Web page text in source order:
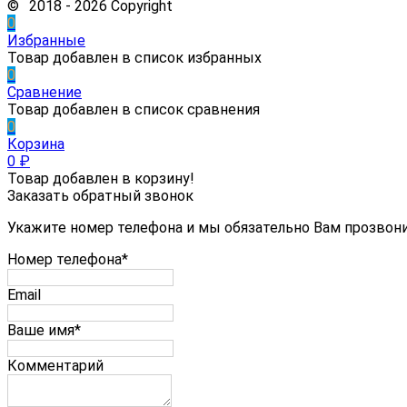
© 2018 - 2026 Copyright
0
Избранные
Товар добавлен в список избранных
0
Сравнение
Товар добавлен в список сравнения
0
Корзина
0 ₽
Товар добавлен в корзину!
Заказать обратный звонок
Укажите номер телефона и мы обязательно Вам
Номер телефона*
Email
Ваше имя*
Комментарий